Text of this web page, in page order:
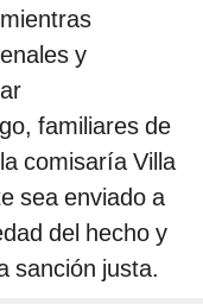
y
familiares de
comisaría Villa
sea enviado a
del hecho y
sanción justa.